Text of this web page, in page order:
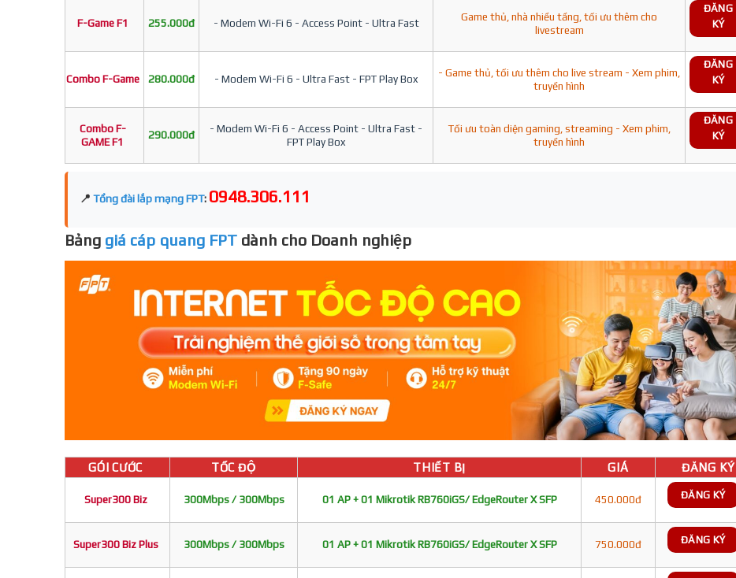
F-Game F1 255.000đ - Modem Wi-Fi 6 - Access Point - Ultra Fast
Game thủ, nhà nhiều tầng, tối ưu thêm cho
livestream
ĐĂNG
KÝ
Combo F-Game 280.000đ - Modem Wi-Fi 6 - Ultra Fast - FPT Play Box
- Game thủ, tối ưu thêm cho live stream - Xem phim,
truyền hình
ĐĂNG
KÝ
Combo F-
GAME F1
290.000đ
- Modem Wi-Fi 6 - Access Point - Ultra Fast -
FPT Play Box
Tối ưu toàn diện gaming, streaming - Xem phim,
truyền hình
ĐĂNG
KÝ
📍 Tổng đài lắp mạng FPT: 0948.306.111
Bảng giá cáp quang FPT dành cho Doanh nghiệp
GÓI CƯỚC TỐC ĐỘ THIẾT BỊ GIÁ ĐĂNG KÝ
Super300 Biz 300Mbps / 300Mbps 01 AP + 01 Mikrotik RB760iGS/ EdgeRouter X SFP 450.000đ ĐĂNG KÝ
Super300 Biz Plus 300Mbps / 300Mbps 01 AP + 01 Mikrotik RB760iGS/ EdgeRouter X SFP 750.000đ ĐĂNG KÝ